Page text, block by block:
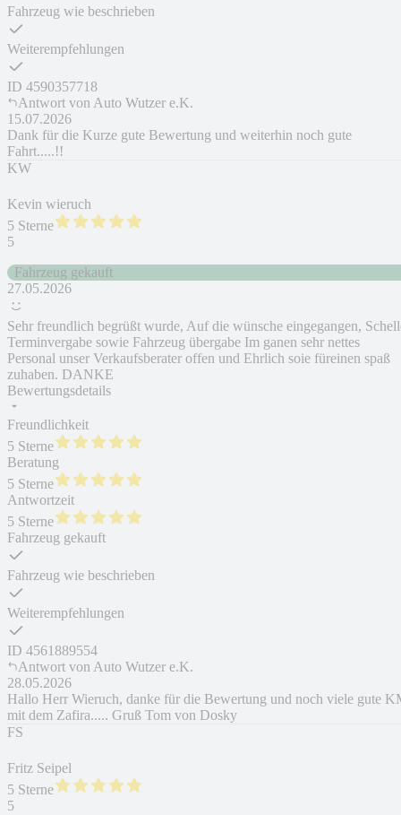
Fahrzeug wie beschrieben
Weiterempfehlungen
ID 4590357718
Antwort von Auto Wutzer e.K.
15.07.2026
Dank für die Kurze gute Bewertung und weiterhin noch gute
Fahrt.....!!
KW
Kevin wieruch
5 Sterne
5
Fahrzeug gekauft
27.05.2026
Sehr freundlich begrüßt wurde, Auf die wünsche eingegangen,
Terminvergabe sowie Fahrzeug übergabe Im ganen sehr nettes
Personal unser Verkaufsberater offen und Ehrlich soie füreinen spaß
zuhaben. DANKE
Bewertungsdetails
Freundlichkeit
5 Sterne
Beratung
5 Sterne
Antwortzeit
5 Sterne
Fahrzeug gekauft
Fahrzeug wie beschrieben
Weiterempfehlungen
ID 4561889554
Antwort von Auto Wutzer e.K.
28.05.2026
Hallo Herr Wieruch, danke für die Bewertung und noch viele gute
mit dem Zafira..... Gruß Tom von Dosky
FS
Fritz Seipel
5 Sterne
5